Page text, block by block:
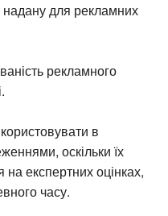
для рекламних
рекламного
в
оскільки їх
експертних оцінках,
часу.